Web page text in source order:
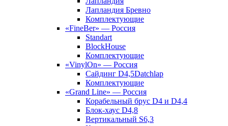
Лапландия Бревно
Комплектующие
«FineBer» — Россия
Standart
BlockHouse
Комплектующие
«VinylOn» — Россия
Сайдинг D4,5Datchlap
Комплектующие
«Grand Line» — Россия
Корабельный брус D4 и D4,4
Блок-хаус D4,8
Вертикальный S6,3